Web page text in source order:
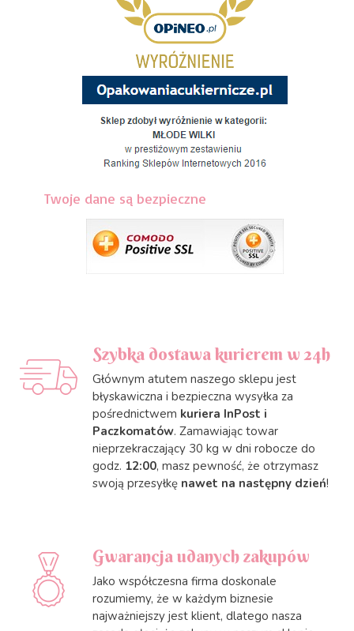
Twoje dane są bezpieczne
Szybka dostawa kurierem w 24h
Głównym atutem naszego sklepu jest
błyskawiczna i bezpieczna wysyłka za
pośrednictwem kuriera InPost i
Paczkomatów. Zamawiając towar
nieprzekraczający 30 kg w dni robocze do
godz. 12:00, masz pewność, że otrzymasz
swoją przesyłkę nawet na następny dzień!
Gwarancja udanych zakupów
Jako współczesna firma doskonale
rozumiemy, że w każdym biznesie
najważniejszy jest klient, dlatego nasza